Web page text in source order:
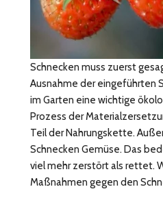
Schnecken muss zuerst
Ausnahme der eingeführten
im Garten eine wichtige
Prozess der
Teil der Nahrungskette.
Schnecken Gemüse. Das
viel mehr zerstört als rettet.
Maßnahmen gegen den